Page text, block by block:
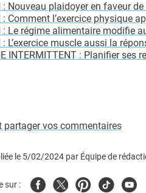
: Nouveau plaidoyer en faveur de
: Comment l’exercice physique
: Le régime alimentaire modifie
: L’exercice muscle aussi la
INTERMITTENT : Planifier
partager vos commentaires
le 5/02/2024 par Équipe de
sur : FacebookTwitterPinterest
Tiktok